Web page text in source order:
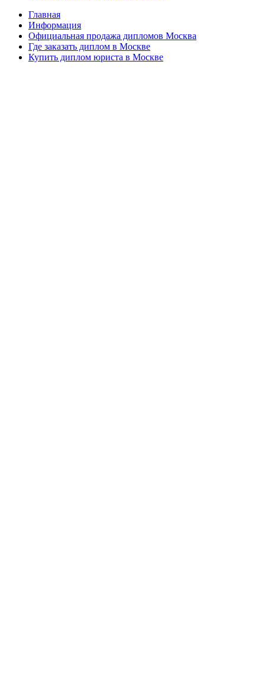
Главная
Информация
Официальная продажа дипломов Москва
Где заказать диплом в Москве
Купить диплом юриста в Москве